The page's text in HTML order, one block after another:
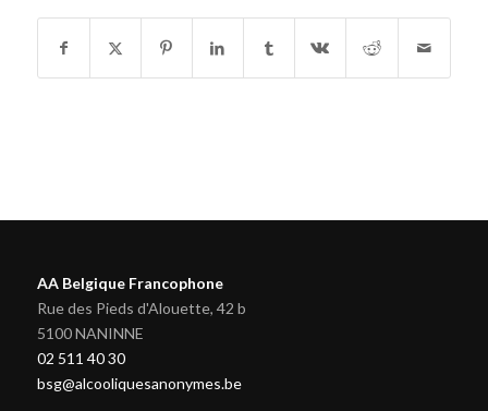
AA Belgique Francophone
Rue des Pieds d'Alouette, 42 b
5100 NANINNE
02 511 40 30
bsg@alcooliquesanonymes.be